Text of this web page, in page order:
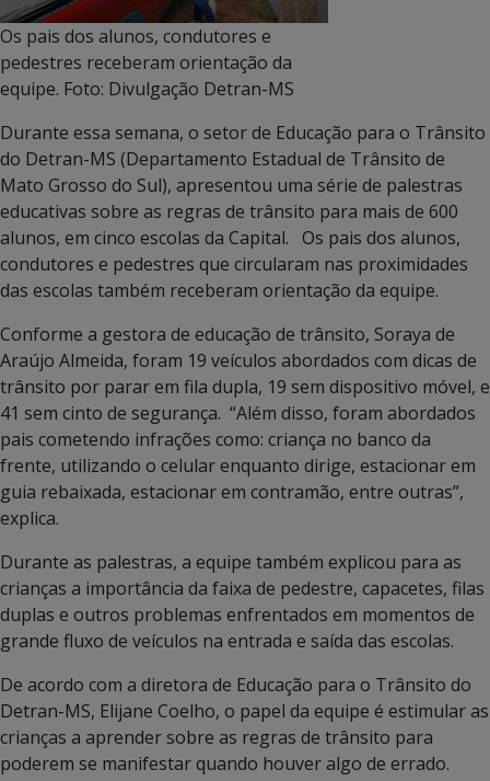
Os pais dos alunos, condutores e
pedestres receberam orientação da
equipe. Foto: Divulgação Detran-MS
Durante essa semana, o setor de Educação para o Trânsito
do Detran-MS (Departamento Estadual de Trânsito de
Mato Grosso do Sul), apresentou uma série de palestras
educativas sobre as regras de trânsito para mais de 600
alunos, em cinco escolas da Capital. Os pais dos alunos,
condutores e pedestres que circularam nas proximidades
das escolas também receberam orientação da equipe.
Conforme a gestora de educação de trânsito, Soraya de
Araújo Almeida, foram 19 veículos abordados com dicas de
trânsito por parar em fila dupla, 19 sem dispositivo móvel, e
41 sem cinto de segurança. “Além disso, foram abordados
pais cometendo infrações como: criança no banco da
frente, utilizando o celular enquanto dirige, estacionar em
guia rebaixada, estacionar em contramão, entre outras”,
explica.
Durante as palestras, a equipe também explicou para as
crianças a importância da faixa de pedestre, capacetes, filas
duplas e outros problemas enfrentados em momentos de
grande fluxo de veículos na entrada e saída das escolas.
De acordo com a diretora de Educação para o Trânsito do
Detran-MS, Elijane Coelho, o papel da equipe é estimular as
crianças a aprender sobre as regras de trânsito para
poderem se manifestar quando houver algo de errado.